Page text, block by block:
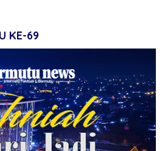
KE-69